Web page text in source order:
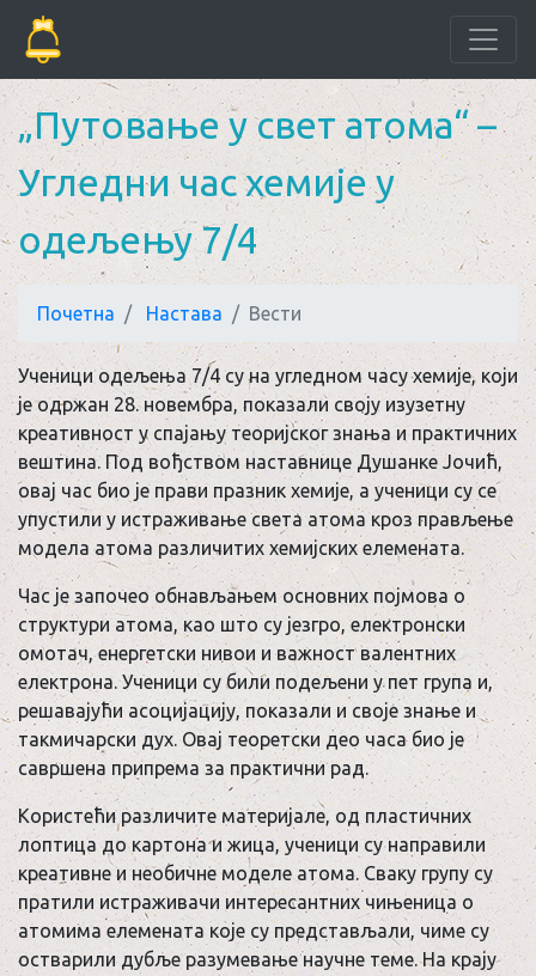
„Путовање у свет атома“ –
Угледни час хемије у
одељењу 7/4
Почетна Настава Вести
Ученици одељења 7/4 су на угледном часу хемије, који
је одржан 28. новембра, показали своју изузетну
креативност у спајању теоријског знања и практичних
вештина. Под вођством наставнице Душанке Јочић,
овај час био је прави празник хемије, а ученици су се
упустили у истраживање света атома кроз прављење
модела атома различитих хемијских елемената.
Час је започео обнављањем основних појмова о
структури атома, као што су језгро, електронски
омотач, енергетски нивои и важност валентних
електрона. Ученици су били подељени у пет група и,
решавајући асоцијацију, показали и своје знање и
такмичарски дух. Овај теоретски део часа био је
савршена припрема за практични рад.
Користећи различите материјале, од пластичних
лоптица до картона и жица, ученици су направили
креативне и необичне моделе атома. Сваку групу су
пратили истраживачи интересантних чињеница о
атомима елемената које су представљали, чиме су
остварили дубље разумевање научне теме. На крају